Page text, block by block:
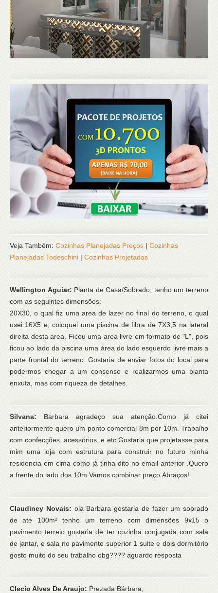
Veja Também: Cozinhas Planejadas Preços | Cozinhas
Planejadas Todeschini | Cozinhas Projetadas
Wellington Aguiar: Planta de Casa/Sobrado, tenho um terreno
com as seguintes dimensões:
20X30, o qual fiz uma area de lazer no final do terreno, o qual
usei 16X5 e, coloquei uma piscina de fibra de 7X3,5 na lateral
direita desta area. Ficou uma area livre em formato de "L", pois
ficou ao lado da piscina uma área do lado esquerdo livre mais a
parte frontal do terreno. Gostaria de enviar fotos do local para
podermos chegar a um consenso e realizarmos uma planta
enxuta, mas com riqueza de detalhes.
Silvana: Barbara agradeço sua atenção.Como já citei
anteriormente quero um ponto comercial 8m por 10m. Trabalho
com confecções, acessórios, e etc.Gostaria que projetasse para
mim uma loja com estrutura para construir no futuro minha
residencia em cima como já tinha dito no email anterior .Quero
a frente do lado dos 10m.Vamos combinar preço.Abraços!
Claudiney Novais: ola Barbara gostaria de fazer um sobrado
de ate 100m² tenho um terreno com dimensões 9x15 o
pavimento terreio gostaria de ter cozinha conjugada com sala
de jantar, e sala no pavimento superior 1 suite e dois dormitório
gosto muito do seu trabalho obg???? aguardo resposta
Clecio Alves De Araujo: Prezada Bárbara,